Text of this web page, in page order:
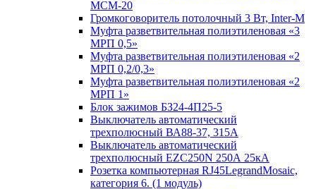
МСМ-20
Громкоговоритель потолочный 3 Вт, Inter-M
Муфта разветвительная полиэтиленовая «3
МРП 0,5»
Муфта разветвительная полиэтиленовая «2
МРП 0,2/0,3»
Муфта разветвительная полиэтиленовая «2
МРП 1»
Блок зажимов БЗ24-4П25-5
Выключатель автоматический
трехполюсный ВА88-37, 315А
Выключатель автоматический
трехполюсный EZC250N 250А 25кА
Розетка компьютерная RJ45LegrandMosaic,
категория 6. (1 модуль)